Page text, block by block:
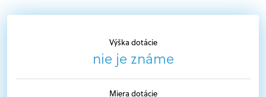
Výška dotácie
nie je známe
Miera dotácie